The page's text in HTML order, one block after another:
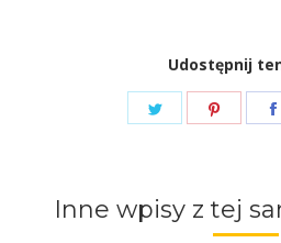
Udostępnij
Share
Share
Inne wpisy z tej